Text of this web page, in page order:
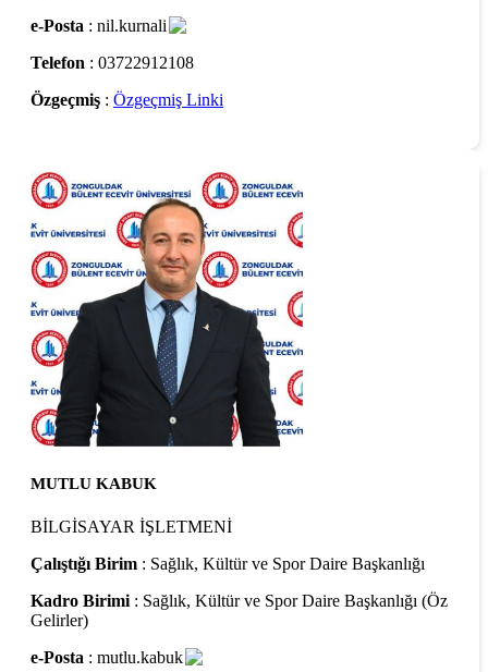
e-Posta : nil.kurnali
Telefon : 03722912108
Özgeçmiş : Özgeçmiş Linki
MUTLU KABUK
BİLGİSAYAR İŞLETMENİ
Çalıştığı Birim : Sağlık, Kültür ve Spor Daire Başkanlığı
Kadro Birimi : Sağlık, Kültür ve Spor Daire Başkanlığı (Öz
Gelirler)
e-Posta : mutlu.kabuk